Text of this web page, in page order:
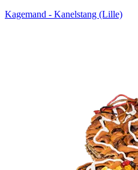
Kagemand - Kanelstang (Lille)